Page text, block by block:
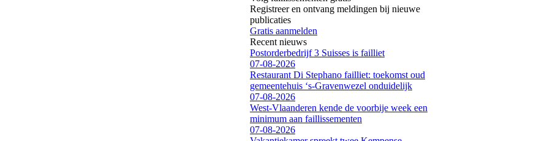
Registreer en ontvang meldingen bij nieuwe
publicaties
Gratis aanmelden
Recent nieuws
Postorderbedrijf 3 Suisses is failliet
07-08-2026
Restaurant Di Stephano failliet: toekomst oud
gemeentehuis ‘s-Gravenwezel onduidelijk
07-08-2026
West-Vlaanderen kende de voorbije week een
minimum aan faillissementen
07-08-2026